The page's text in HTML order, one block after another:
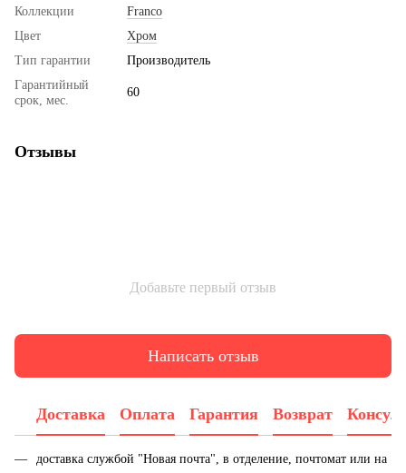
Коллекции
Franco
Цвет
Хром
Тип гарантии
Производитель
Гарантийный
срок, мес.
60
Отзывы
Добавьте первый отзыв
Написать отзыв
Доставка Оплата Гарантия Возврат
доставка службой "Новая почта", в отделение, почтомат или на